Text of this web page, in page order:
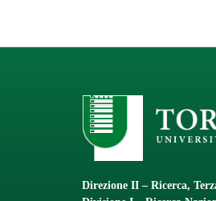
Direzione II – Ricerca,